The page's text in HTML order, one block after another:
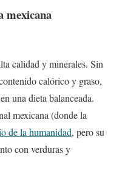
mexicana
calidad y minerales. Sin
calórico y graso,
una dieta balanceada.
mexicana (donde la
de la humanidad, pero su
con verduras y